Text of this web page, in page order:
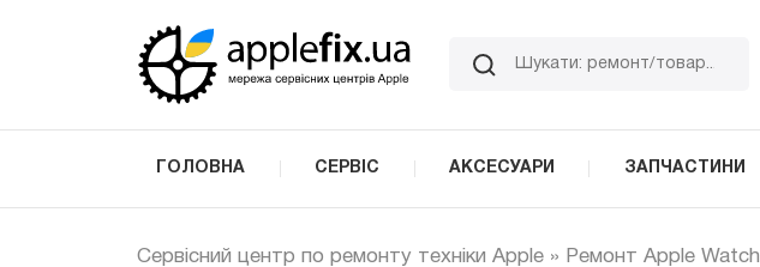
ГОЛОВНА СЕРВІС АКСЕСУАРИ ЗАПЧАСТИНИ
Сервісний центр по ремонту техніки Apple » Ремонт Apple Watch